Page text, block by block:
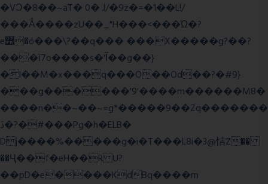
�VϽ�8��~aT� 0� J/�9z�=�1��L!/
���Ǡ����zU��_"H���<���Ώ�?
e߻�ó���\?��q��� ���X�����g?��?
���ϊ7o����s�'Ĩ��g��}
�l��M�x���q���O��Od��?�#9}
���g������'9'����m������M8�
����n��~��~=g*�����9��Zq�������
ڏ�?�#���Pg�h�ELB�
Dj����%�����g�i�T���L8i�3@恄Z��
��Ҷ��f�eH��R U?
��pD�e����KdBq����m